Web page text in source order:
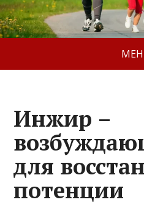
Инжир –
для
потенции